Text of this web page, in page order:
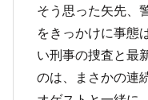
そう思った矢先、
をきっかけに事
い刑事の捜査と最
のは、まさかの連